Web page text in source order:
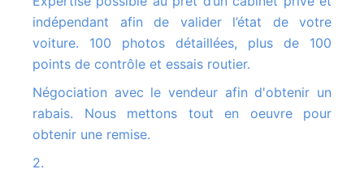
indépendant afin de valider l’état de votre
voiture. 100 photos détaillées, plus de 100
points de contrôle et essais routier.
Négociation avec le vendeur afin d'obtenir un
rabais. Nous mettons tout en oeuvre pour
obtenir une remise.
2.